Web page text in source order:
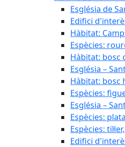
Església de
Edifici
Hàbitat:
Espècies:
Hàbitat: bosc
Església –
Hàbitat: bosc
Espècies:
Església –
Espècies:
Espècies:
Edifici